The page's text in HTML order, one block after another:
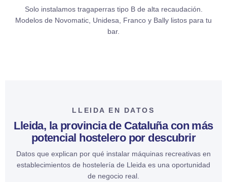
Solo instalamos tragaperras tipo B de alta recaudación.
Modelos de Novomatic, Unidesa, Franco y Bally listos para tu
bar.
LLEIDA EN DATOS
Lleida, la provincia de Cataluña con más
potencial hostelero por descubrir
Datos que explican por qué instalar máquinas recreativas en
establecimientos de hostelería de Lleida es una oportunidad
de negocio real.